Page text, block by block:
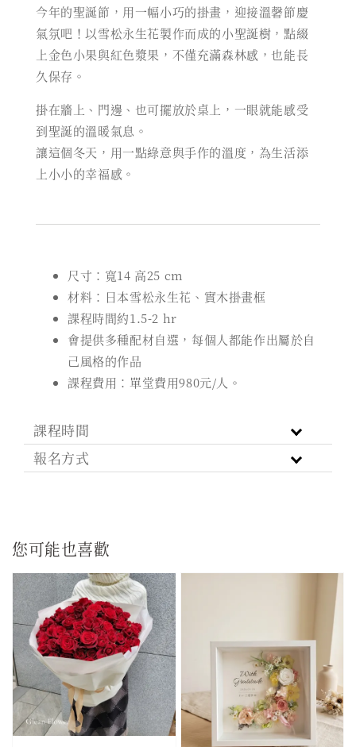
今年的聖誕節，用一幅小巧的掛畫，迎接溫馨節慶
氣氛吧！以雪松永生花製作而成的小聖誕樹，點綴
上金色小果與紅色漿果，不僅充滿森林感，也能長
久保存。
掛在牆上、門邊、也可擺放於桌上，一眼就能感受
到聖誕的溫暖氣息。
讓這個冬天，用一點綠意與手作的溫度，為生活添
上小小的幸福感。
尺寸：寬14 高25 cm
材料：日本雪松永生花、實木掛畫框
課程時間約1.5-2 hr
會提供多種配材自選，每個人都能作出屬於自
己風格的作品
課程費用：單堂費用980元/人。
課程時間
報名方式
您可能也喜歡